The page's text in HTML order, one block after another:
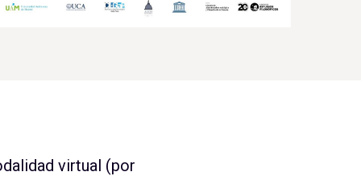
virtual (por